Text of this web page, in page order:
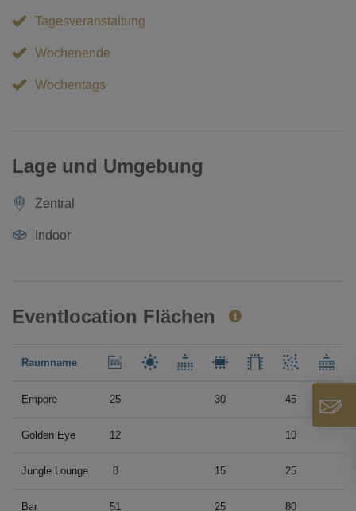
Tagesveranstaltung
Wochenende
Wochentags
Lage und Umgebung
Zentral
Indoor
Eventlocation Flächen
Raumname
Empore 25 30 45
Golden Eye 12 10
Jungle Lounge 8 15 25
Bar 51 25 80